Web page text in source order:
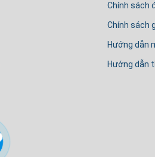
Chính sách
Chính sách
Hướng dẫn
Hướng dẫn